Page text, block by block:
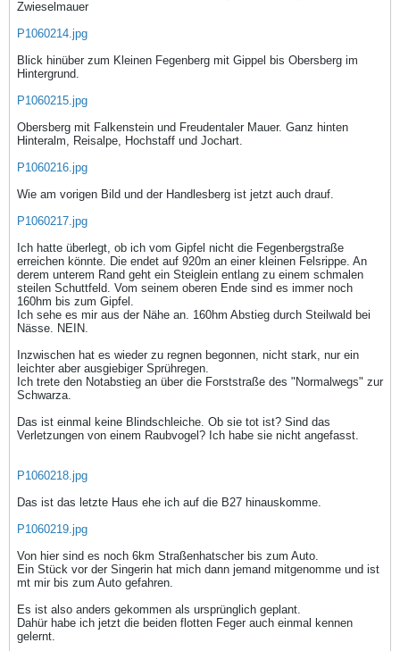
Zwieselmauer
P1060214.jpg
Blick hinüber zum Kleinen Fegenberg mit Gippel bis Obersberg im
Hintergrund.
P1060215.jpg
Obersberg mit Falkenstein und Freudentaler Mauer. Ganz hinten
Hinteralm, Reisalpe, Hochstaff und Jochart.
P1060216.jpg
Wie am vorigen Bild und der Handlesberg ist jetzt auch drauf.
P1060217.jpg
Ich hatte überlegt, ob ich vom Gipfel nicht die Fegenbergstraße
erreichen könnte. Die endet auf 920m an einer kleinen Felsrippe. An
derem unterem Rand geht ein Steiglein entlang zu einem schmalen
steilen Schuttfeld. Vom seinem oberen Ende sind es immer noch
160hm bis zum Gipfel.
Ich sehe es mir aus der Nähe an. 160hm Abstieg durch Steilwald bei
Nässe. NEIN.
Inzwischen hat es wieder zu regnen begonnen, nicht stark, nur ein
leichter aber ausgiebiger Sprühregen.
Ich trete den Notabstieg an über die Forststraße des "Normalwegs" zur
Schwarza.
Das ist einmal keine Blindschleiche. Ob sie tot ist? Sind das
Verletzungen von einem Raubvogel? Ich habe sie nicht angefasst.
P1060218.jpg
Das ist das letzte Haus ehe ich auf die B27 hinauskomme.
P1060219.jpg
Von hier sind es noch 6km Straßenhatscher bis zum Auto.
Ein Stück vor der Singerin hat mich dann jemand mitgenomme und ist
mt mir bis zum Auto gefahren.
Es ist also anders gekommen als ursprünglich geplant.
Dahür habe ich jetzt die beiden flotten Feger auch einmal kennen
gelernt.